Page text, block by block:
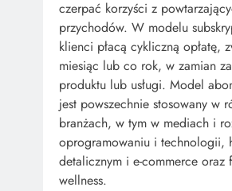
czerpać korzyści z
przychodów. W modelu
klienci płacą cykliczną opłatę,
miesiąc lub co rok, w zamian
produktu lub usługi. Model
jest powszechnie stosowany w
branżach, w tym w mediach i
oprogramowaniu i technologii,
detalicznym i e-commerce oraz
wellness.